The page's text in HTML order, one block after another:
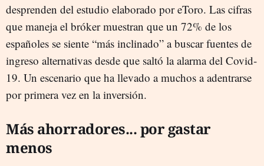
desprenden del estudio elaborado por eToro. Las cifras
que maneja el bróker muestran que un 72% de los
españoles se siente “más inclinado” a buscar fuentes de
ingreso alternativas desde que saltó la alarma del Covid-
19. Un escenario que ha llevado a muchos a adentrarse
por primera vez en la inversión.
Más ahorradores... por gastar
menos